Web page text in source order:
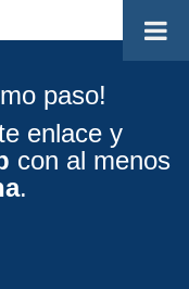
paso!
enlace y
con al menos
.